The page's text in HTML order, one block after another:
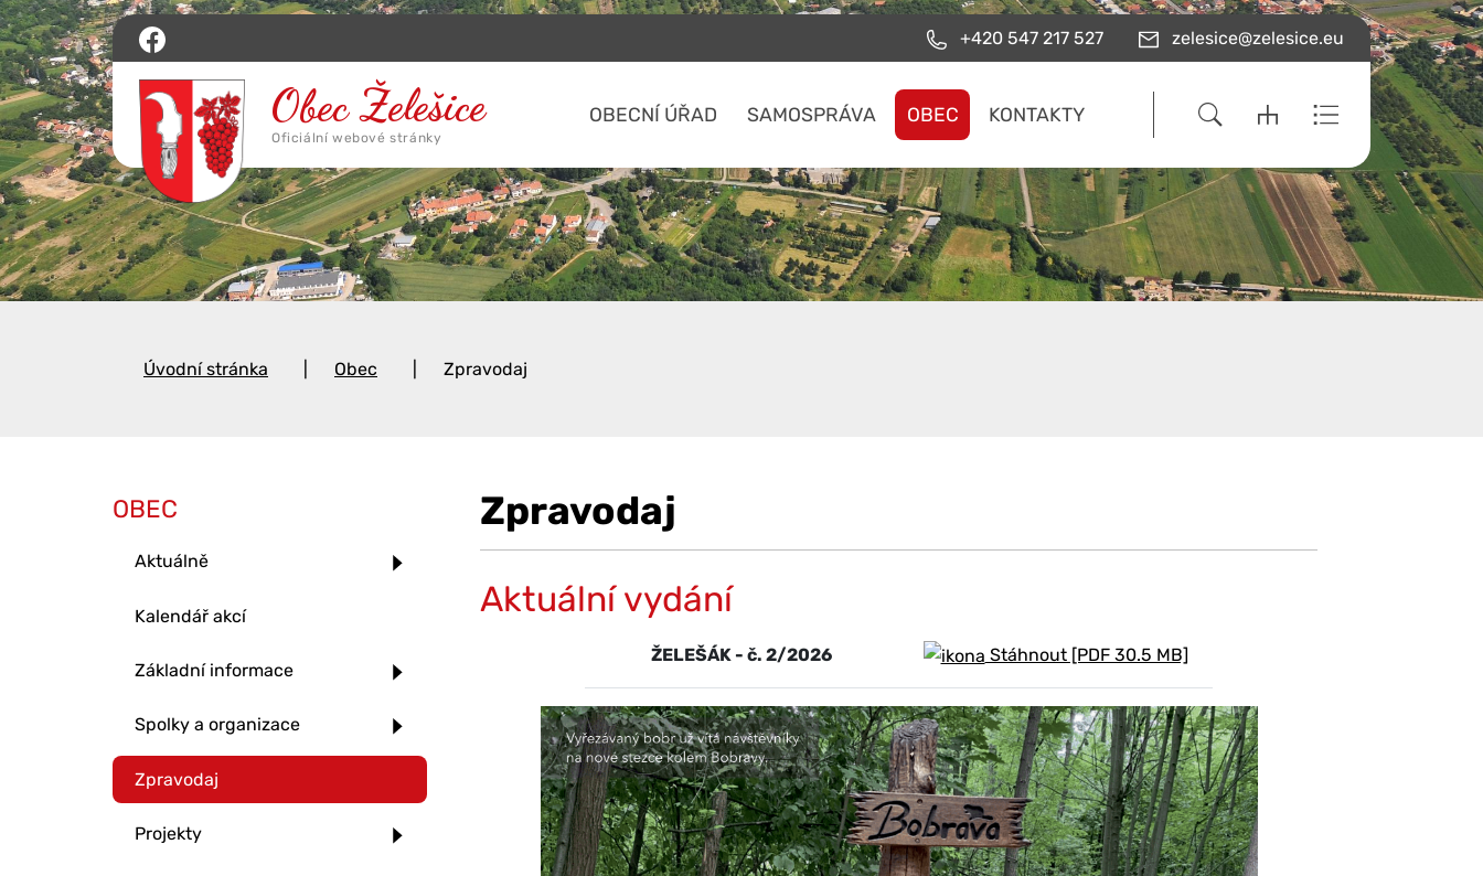
+420 547 217 527 zelesice@zelesice.eu
OBECNÍ ÚŘAD SAMOSPRÁVA OBEC KONTAKTY
Úvodní stránka Obec Zpravodaj
Zpravodaj
Aktuální vydání
ŽELEŠÁK - č. 2/2026 Stáhnout [PDF 30.5 MB]
OBEC
Aktuálně
Kalendář akcí
Základní informace
Spolky a organizace
Zpravodaj
Projekty